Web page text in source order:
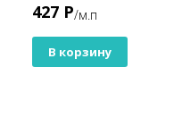
427 Р/м.п
В корзину